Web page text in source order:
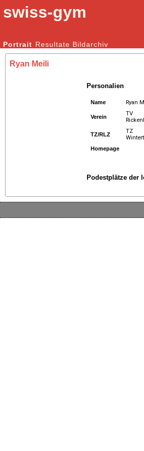
swiss-gym
Kunstturnen Männer | Kunstturnen
Portrait Resultate Bildarchiv
Ryan Meili
Personalien
Name Ryan
Verein
TV
TZ/RLZ
TZ
Homepage
Podestplätze der